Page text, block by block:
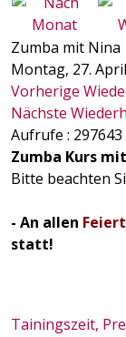
Zumba mit Nina
Montag, 27.
Vorherige
Nächste
Aufrufe : 297643
Zumba Kurs mit
Bitte beachten
- An allen
statt!
Tainingszeit,